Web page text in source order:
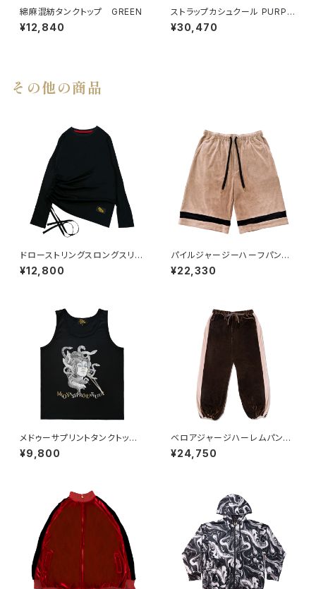
綿麻混紡タンクトップ GREEN
¥12,840
ストラップカシュクール PURPL
E BEIGE
¥30,470
その他の商品
ドローストリングスロングスリー
ブT
¥12,800
パイルジャージーハーフパン
ツ BEIGE
¥22,330
メドゥーサプリントタンクトッ
プ BLACK
¥9,800
ベロアジャージハーレムパン
ツ BROWN
¥24,750